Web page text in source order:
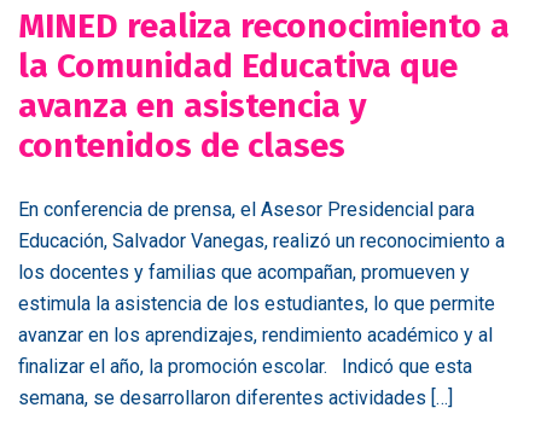
MINED realiza reconocimiento a
la Comunidad Educativa que
avanza en asistencia y
contenidos de clases
En conferencia de prensa, el Asesor Presidencial para
Educación, Salvador Vanegas, realizó un reconocimiento a
los docentes y familias que acompañan, promueven y
estimula la asistencia de los estudiantes, lo que permite
avanzar en los aprendizajes, rendimiento académico y al
finalizar el año, la promoción escolar. Indicó que esta
semana, se desarrollaron diferentes actividades […]